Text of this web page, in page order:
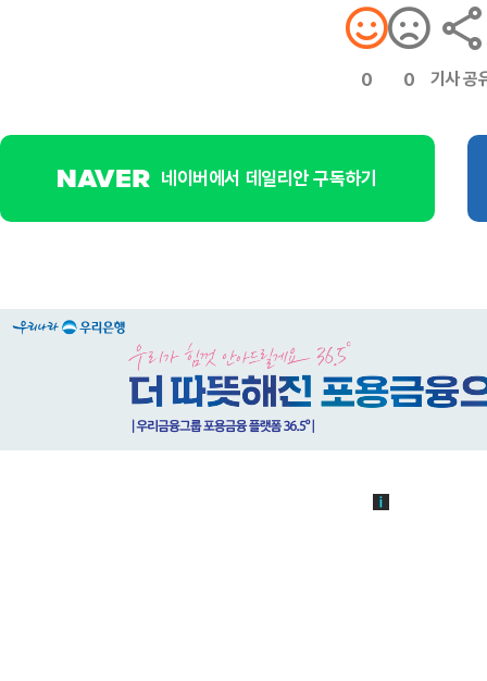
0 0 기사 공
네이버에서 데일리안 구독하기